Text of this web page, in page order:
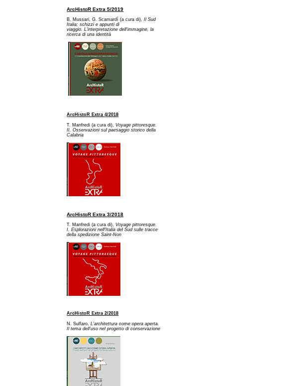
ArcHistoR Extra 5/2019
B. Mussari, G. Scamardì (a cura di),Il Sud
Italia: schizzi e appunti di
viaggio. L'interpretazione dell'immagine, la
ricerca di una identità
ArcHistoR Extra 4/2018
T. Manfredi (a cura di),Voyage pittoresque.
II. Osservazioni sul paesaggio storico della
Calabria
ArcHistoR Extra 3/2018
T. Manfredi (a cura di),Voyage pittoresque.
I. Esplorazioni nell'Italia del Sud sulle tracce
della spedizione Saint-Non
ArcHistoR Extra 2/2018
N. Sulfaro,L'architettura come opera aperta.
Il tema dell'uso nel progetto di conservazione